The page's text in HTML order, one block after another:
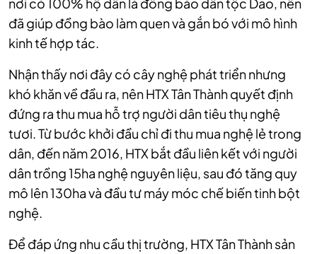
nơi có 100% hộ dân là đồng bào dân tộc Dao, nên
đã giúp đồng bào làm quen và gắn bó với mô hình
kinh tế hợp tác.
Nhận thấy nơi đây có cây nghệ phát triển nhưng
khó khăn về đầu ra, nên HTX Tân Thành quyết định
đứng ra thu mua hỗ trợ người dân tiêu thụ nghệ
tươi. Từ bước khởi đầu chỉ đi thu mua nghệ lẻ trong
dân, đến năm 2016, HTX bắt đầu liên kết với người
dân trồng 15ha nghệ nguyên liệu, sau đó tăng quy
mô lên 130ha và đầu tư máy móc chế biến tinh bột
nghệ.
Để đáp ứng nhu cầu thị trường, HTX Tân Thành sản